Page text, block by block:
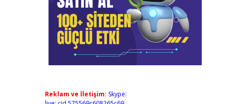
Reklam ve İletişim: Skype: